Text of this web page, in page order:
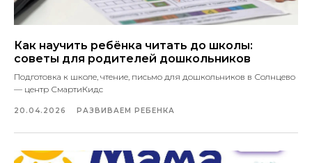
Как научить ребёнка читать до школы:
советы для родителей дошкольников
Подготовка к школе, чтение, письмо для дошкольников в Солнцево
— центр СмартиКидс
20.04.2026 РАЗВИВАЕМ РЕБЕНКА